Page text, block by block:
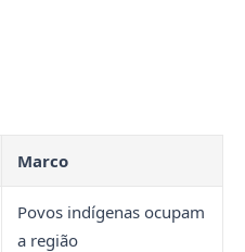
Marco
Povos indígenas ocupam
a região